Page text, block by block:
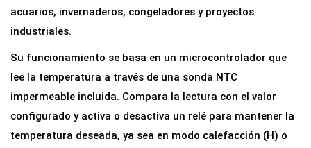
p
r
i
acuarios, invernaderos, congeladores y proyectos
industriales.
Su funcionamiento se basa en un microcontrolador que
lee la temperatura a través de una sonda NTC
impermeable incluida. Compara la lectura con el valor
configurado y activa o desactiva un relé para mantener la
temperatura deseada, ya sea en modo calefacción (H) o